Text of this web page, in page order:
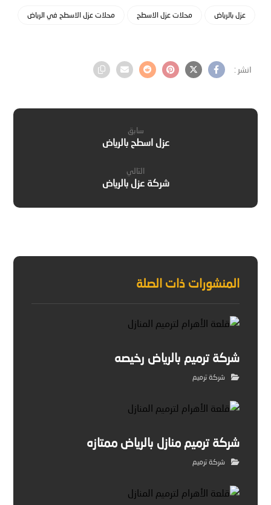
عزل بالرياض محلات عزل الاسطح محلات عزل الاسطح في الرياض
سابق
عزل اسطح بالرياض
التالي
شركة عزل بالرياض
المنشورات ذات الصلة
شركة ترميم بالرياض رخيصه
شركة ترميم
شركة ترميم منازل بالرياض ممتازه
شركة ترميم